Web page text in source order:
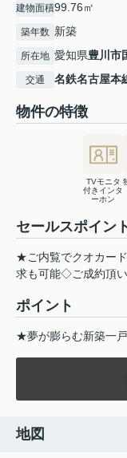
建物面積99.76㎡
築年数 新築
所在地 愛知県豊川市
交通 名鉄名古屋本
物件の特徴
TVモニタ
付きインタ
ーホン
セールスポイン
★ご内覧でクオカー
求も可能◇ご成約頂
ポイント
★夢が膨らむ新築一
地図